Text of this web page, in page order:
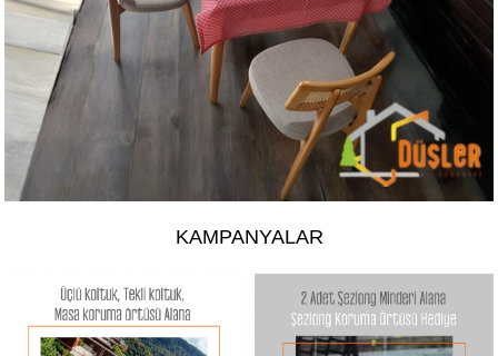
KAMPANYALAR